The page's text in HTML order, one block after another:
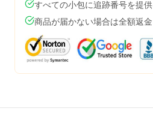
すべての小包に追跡番号を提供
商品が届かない場合は全額返金